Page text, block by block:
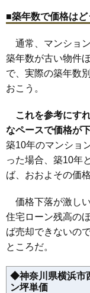
■築年数で価格はど
通常、マンション
築年数が古い物件
で、実際の築年数
おこう。
これを参考にす
なペースで価格が
築10年のマンショ
った場合、築10年
ば、おおよその価
価格下落が激し
住宅ローン残高の
ば売却できないの
ところだ。
◆神奈川県横浜市
ン坪単価
浅間台
浅間町 高島
花咲町浜松町東
横浜駅 戸部駅 平
高島町駅